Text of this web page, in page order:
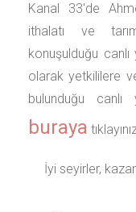
Kanal 33'de
ithalatı ve
konuşulduğu
olarak yetkililere
bulunduğu canlı
buraya
İyi seyirler,